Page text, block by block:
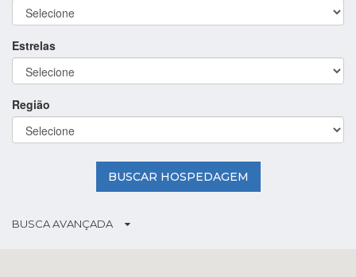
Estrelas
Região
BUSCAR HOSPEDAGEM
BUSCA AVANÇADA